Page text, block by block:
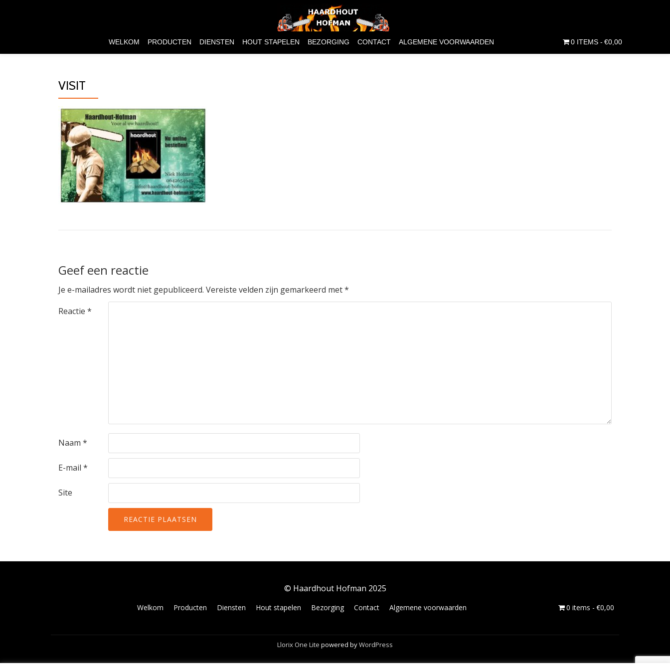
naar
WELKOM PRODUCTEN DIENSTEN HOUT STAPELEN BEZORGING CONTACT ALGEMENE VOORWAARDEN 0 ITEMS €0,00
VISIT
Geef een reactie
Je e-mailadres wordt niet gepubliceerd. Vereiste velden zijn gemarkeerd met*
Reactie *
Naam *
E-mail *
Site
© Haardhout Hofman 2025
Welkom Producten Diensten Hout stapelen Bezorging Contact Algemene voorwaarden 0 items €0,00
Llorix One Lite powered byWordPress